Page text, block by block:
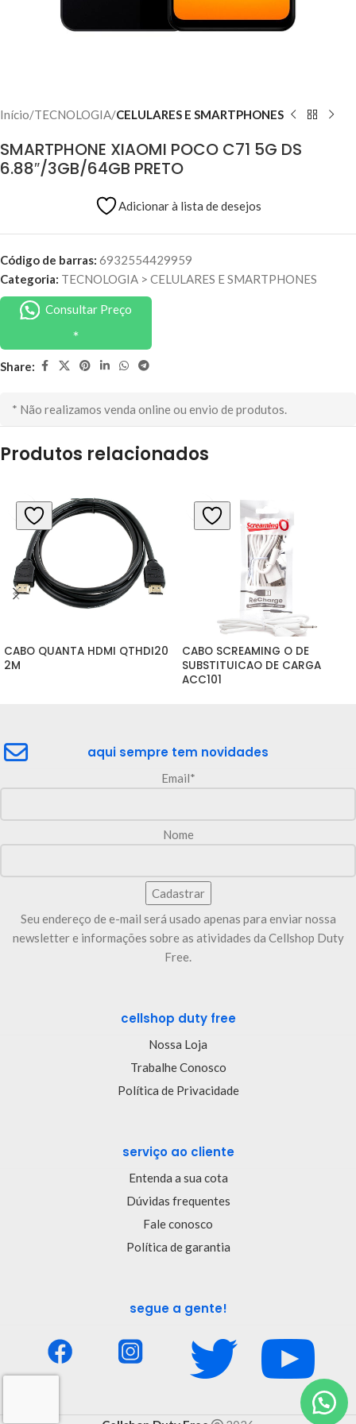
Início TECNOLOGIA CELULARES E SMARTPHONES
SMARTPHONE XIAOMI POCO C71 5G DS
6.88″/3GB/64GB PRETO
Adicionar à lista de desejos
Código de barras: 6932554429959
Categoria: TECNOLOGIA > CELULARES E SMARTPHONES
Consultar Preço
Share:
* Não realizamos venda online ou envio de produtos.
Produtos relacionados
CABO QUANTA HDMI QTHDI20
2M
CABO SCREAMING O DE
SUBSTITUICAO DE CARGA
ACC101
aqui sempre tem novidades
Email*
Nome
Seu endereço de e-mail será usado apenas para enviar nossa
newsletter e informações sobre as atividades da Cellshop Duty
Free.
cellshop duty free
Nossa Loja
Trabalhe Conosco
Política de Privacidade
serviço ao cliente
Entenda a sua cota
Dúvidas frequentes
Fale conosco
Política de garantia
segue a gente!